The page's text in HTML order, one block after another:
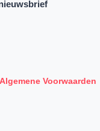
Algemene Voorwaarden